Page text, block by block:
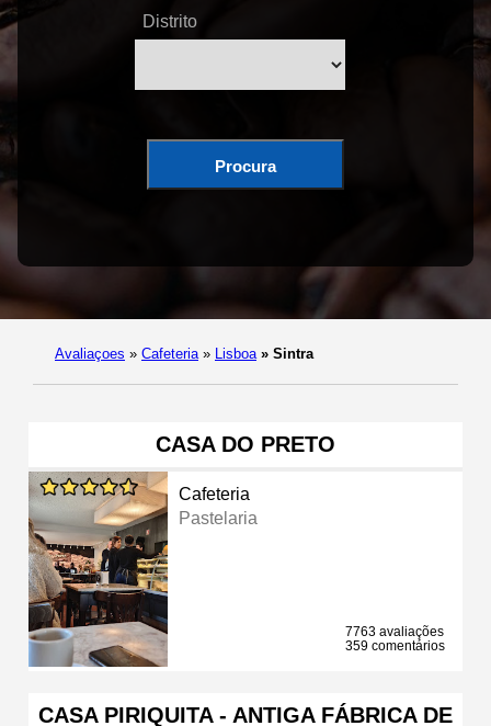
Distrito
Procura
Avaliaçoes » Cafeteria » Lisboa » Sintra
CASA DO PRETO
Cafeteria
Pastelaria
7763 avaliações
359 comentários
CASA PIRIQUITA - ANTIGA FÁBRICA DE